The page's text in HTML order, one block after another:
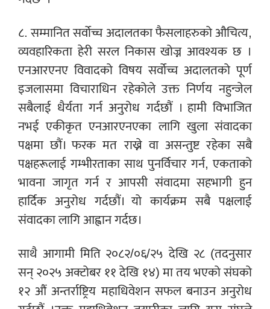
८. सम्मानित सर्वोच्च अदालतका फैसलाहरुको औचित्य,
व्यवहारिकता हेरी सरल निकास खोज्न आवश्यक छ ।
एनआरएनए विवादको विषय सर्वोच्च अदालतको पूर्ण
इजलासमा विचाराधिन रहेकोले उक्त निर्णय नहुन्जेल
सबैलाई धैर्यता गर्न अनुरोध गर्दछौं । हामी विभाजित
नभई एकीकृत एनआरएनएका लागि खुला संवादका
पक्षमा छौं। फरक मत राख्ने वा असन्तुष्ट रहेका सबै
पक्षहरूलाई गम्भीरताका साथ पुनर्विचार गर्न, एकताको
भावना जागृत गर्न र आपसी संवादमा सहभागी हुन
हार्दिक अनुरोध गर्दछौं। यो कार्यक्रम सबै पक्षलाई
संवादका लागि आह्वान गर्दछ।
साथै आगामी मिति २०८२/०६/२५ देखि २८ (तदनुसार
सन् २०२५ अक्टोबर ११ देखि १४) मा तय भएको संघको
१२ औं अन्तर्राष्ट्रिय महाधिवेशन सफल बनाउन अनुरोध